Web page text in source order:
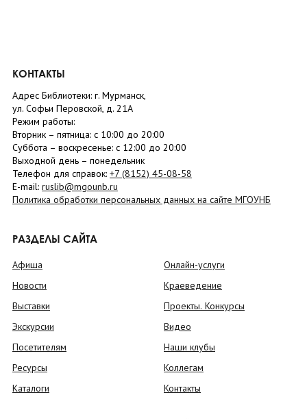
КОНТАКТЫ
Адрес Библиотеки: г. Мурманск,
ул. Софьи Перовской, д. 21А
Режим работы:
Вторник – пятница: с 10:00 до 20:00
Суббота – воскресенье: c 12:00 до 20:00
Выходной день – понедельник
Телефон для справок: +7 (8152) 45-08-58
E-mail: ruslib@mgounb.ru
Политика обработки персональных данных на сайте МГОУНБ
РАЗДЕЛЫ САЙТА
Афиша
Новости
Выставки
Экскурсии
Посетителям
Ресурсы
Каталоги
Онлайн-услуги
Краеведение
Проекты. Конкурсы
Видео
Наши клубы
Коллегам
Контакты